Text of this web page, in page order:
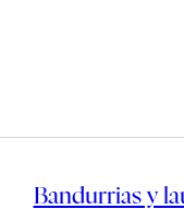
Bandurrias y